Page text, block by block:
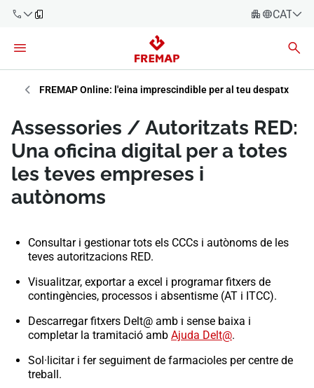
900 61 00
61
+34 91
919 61 61
CATALÀ
Español
Euskara
Empreses
Assessories
Autònoms
Proveïdors
FREMAP Online: l'eina imprescindible per al teu despatx
Assessories / Autoritzats RED:
Una oficina digital per a totes
les teves empreses i
autònoms
Consultar i gestionar tots els CCCs i autònoms de les
teves autoritzacions RED.
Visualitzar, exportar a excel i programar fitxers de
contingències, processos i absentisme (AT i ITCC).
Descarregar fitxers Delt@ amb i sense baixa i
completar la tramitació amb Ajuda Delt@.
Sol·licitar i fer seguiment de farmacioles per centre de
treball.